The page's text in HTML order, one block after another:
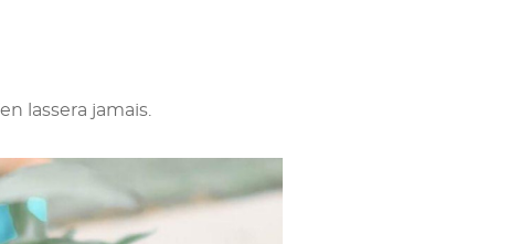
lassera jamais.